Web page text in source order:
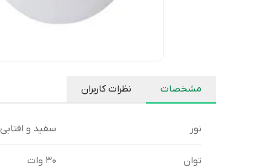
مشخصات نظرات کاربران
نور سفید و
توان 30 وات